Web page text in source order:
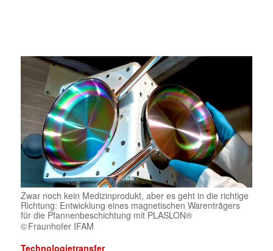
Zwar noch kein Medizinprodukt, aber es geht in die richtige
Richtung: Entwicklung eines magnetischen Warenträgers
für die Pfannenbeschichtung mit PLASLON®
Fraunhofer IFAM
Technologietransfer